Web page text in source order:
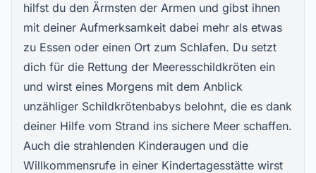
hilfst du den Ärmsten der Armen und gibst ihnen
mit deiner Aufmerksamkeit dabei mehr als etwas
zu Essen oder einen Ort zum Schlafen. Du setzt
dich für die Rettung der Meeresschildkröten ein
und wirst eines Morgens mit dem Anblick
unzähliger Schildkrötenbabys belohnt, die es dank
deiner Hilfe vom Strand ins sichere Meer schaffen.
Auch die strahlenden Kinderaugen und die
Willkommensrufe in einer Kindertagesstätte wirst